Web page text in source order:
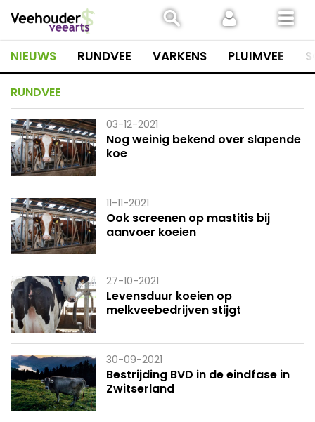
naar
inhoud
NIEUWS RUNDVEE VARKENS PLUIMVEE
RUNDVEE
03-12-2021
Nog weinig bekend over slapende
koe
11-11-2021
Ook screenen op mastitis bij
aanvoer koeien
27-10-2021
Levensduur koeien op
melkveebedrijven stijgt
30-09-2021
Bestrijding BVD in de eindfase in
Zwitserland